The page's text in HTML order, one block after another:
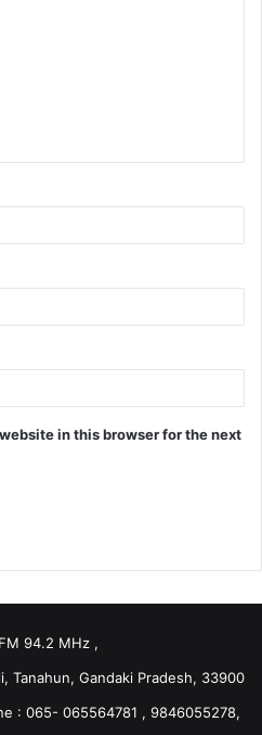
in this browser for the next
94.2 MHz ,
Tanahun, Gandaki Pradesh, 33900
: 065- 065564781 , 9846055278,